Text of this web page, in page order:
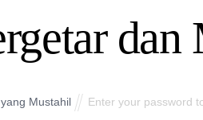
dan
Mustahil Enter your password